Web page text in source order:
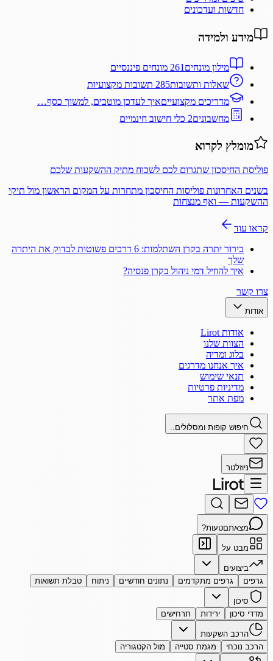
חדשות ועדכונים
מידע ולמידה
מילון מונחים 261 מונחים פיננסיים
שאלות ותשובות285 תשובות מקצועיות
מדריכים מקצועייםאיך לעדכן מוטבים, למשוך כסף…
מחשבונים2 כלי חישוב חינמיים
מומלץ לקרוא
פוליסת החיסכון שתגרום לכם לשכוח מתיק ההשקעות שלכם
בשנים האחרונות פוליסות החיסכון מתחרות על המקום הראשון מול תיקי
ההשקעות — ואף מנצחות
קראו עוד
בירור יתרה בקרן השתלמות: 6 דרכים פשוטות לבדוק את היתרה
שלך
איך להוזיל דמי ניהול בקרן פנסיה?
צרו קשר
אודות
אודות Lirot
הצוות שלנו
בלוג ומדיה
איך אנחנו מדרגים
תנאי שימוש
מדיניות פרטיות
מפת אתר
חיפוש קופות ומסלולים..
ניוזלטר
מצאתםטעות?
מבט על
ביצועים
גרפים
גרפים מתקדמים נתונים חודשיים ניתוח טבלת תשואות
סיכון
מדדי סיכון
ירידות תרחישים
הרכב השקעות
הרכב נוכחי
מגמת סטייה מול הקטגוריה